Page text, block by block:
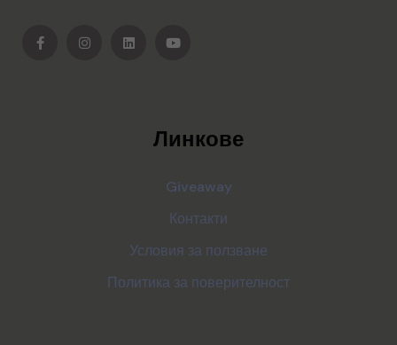
Линкове
Giveaway
Контакти
Условия за ползване
Политика за поверителност